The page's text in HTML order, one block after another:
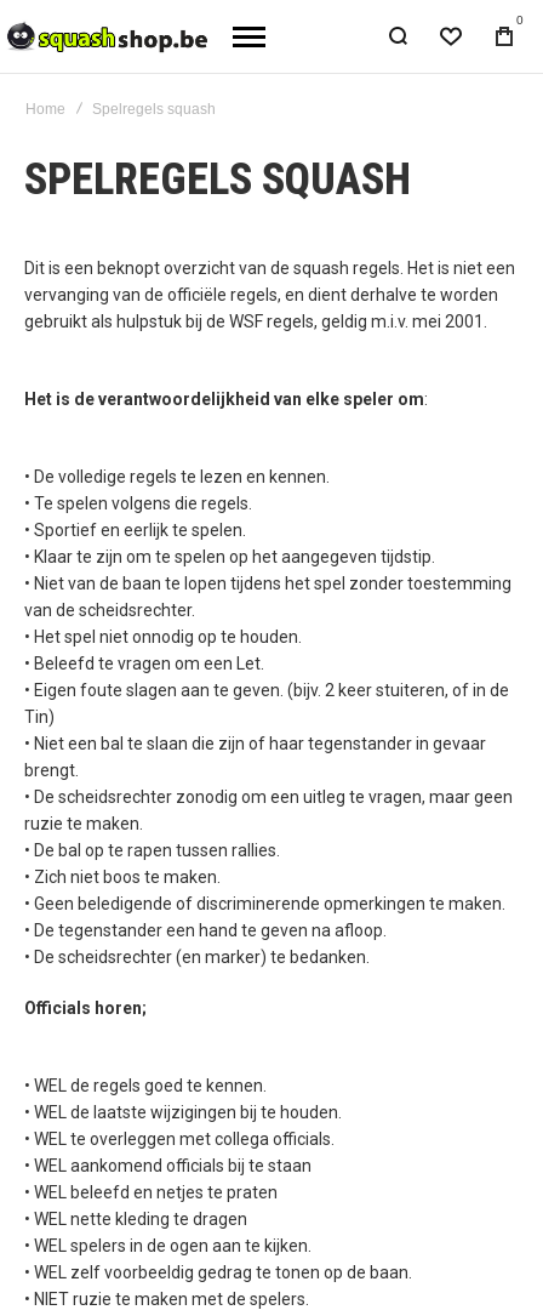
0
Home Spelregels squash
SPELREGELS SQUASH
Dit is een beknopt overzicht van de squash regels. Het is niet een
vervanging van de officiële regels, en dient derhalve te worden
gebruikt als hulpstuk bij de WSF regels, geldig m.i.v. mei 2001.
Het is de verantwoordelijkheid van elke speler om:
• De volledige regels te lezen en kennen.
• Te spelen volgens die regels.
• Sportief en eerlijk te spelen.
• Klaar te zijn om te spelen op het aangegeven tijdstip.
• Niet van de baan te lopen tijdens het spel zonder toestemming
van de scheidsrechter.
• Het spel niet onnodig op te houden.
• Beleefd te vragen om een Let.
• Eigen foute slagen aan te geven. (bijv. 2 keer stuiteren, of in de
Tin)
• Niet een bal te slaan die zijn of haar tegenstander in gevaar
brengt.
• De scheidsrechter zonodig om een uitleg te vragen, maar geen
ruzie te maken.
• De bal op te rapen tussen rallies.
• Zich niet boos te maken.
• Geen beledigende of discriminerende opmerkingen te maken.
• De tegenstander een hand te geven na afloop.
• De scheidsrechter (en marker) te bedanken.
Officials horen;
• WEL de regels goed te kennen.
• WEL de laatste wijzigingen bij te houden.
• WEL te overleggen met collega officials.
• WEL aankomend officials bij te staan
• WEL beleefd en netjes te praten
• WEL nette kleding te dragen
• WEL spelers in de ogen aan te kijken.
• WEL zelf voorbeeldig gedrag te tonen op de baan.
• NIET ruzie te maken met de spelers.